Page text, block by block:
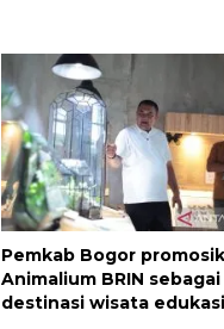
Pemkab Bogor
Animalium BRIN sebagai
destinasi wisata edukasi